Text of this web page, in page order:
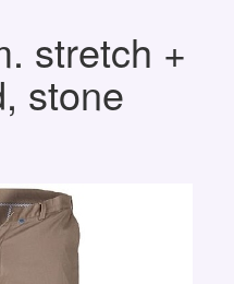
stretch +
stone